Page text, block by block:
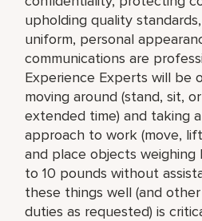
upholding quality
uniform, personal
communications are
Experience Experts will be
moving around (stand, sit,
extended time) and taking
approach to work (move,
and place objects weighing
to 10 pounds without
these things well (and
duties as requested) is